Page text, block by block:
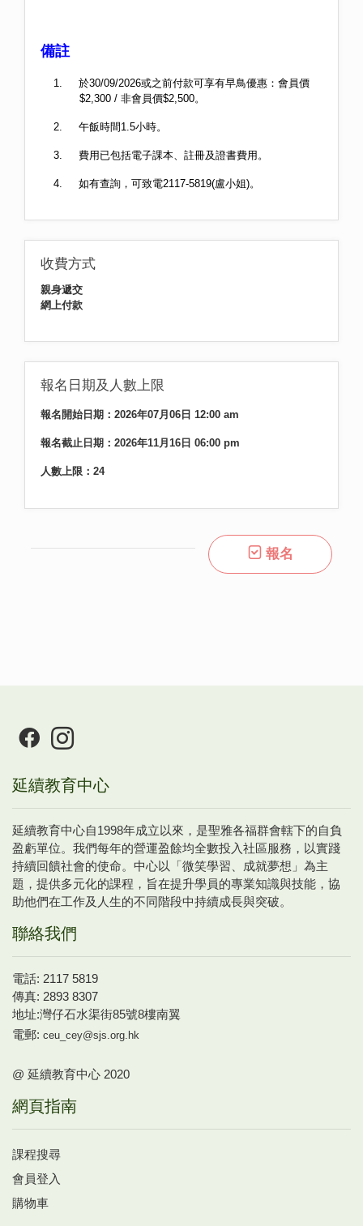
備註
1. 於30/09/2026或之前付款可享有早鳥優惠：會員價
$2,300 / 非會員價$2,500。
2. 午飯時間1.5小時。
3. 費用已包括電子課本、註冊及證書費用。
4. 如有查詢，可致電2117-5819(盧小姐)。
收費方式
親身遞交
網上付款
報名日期及人數上限
報名開始日期：2026年07月06日 12:00 am
報名截止日期：2026年11月16日 06:00 pm
人數上限：24
報名
延續教育中心
延續教育中心自1998年成立以來，是聖雅各福群會轄下的自負
盈虧單位。我們每年的營運盈餘均全數投入社區服務，以實踐
持續回饋社會的使命。中心以「微笑學習、成就夢想」為主
題，提供多元化的課程，旨在提升學員的專業知識與技能，協
助他們在工作及人生的不同階段中持續成長與突破。
聯絡我們
電話: 2117 5819
傳真: 2893 8307
地址:灣仔石水渠街85號8樓南翼
電郵: ceu_cey@sjs.org.hk
@ 延續教育中心 2020
網頁指南
課程搜尋
會員登入
購物車